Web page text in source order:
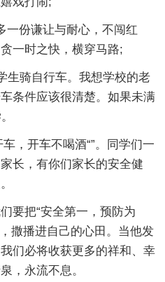
一份谦让与耐心，不闯红
一时之快，横穿马路;
生骑自行车。我想学校的老
条件应该很清楚。如果未满
，开车不喝酒“”。同学们一
长，有你们家长的安全健
要把“安全第一，预防为
撒播进自己的心田。当他发
们必将收获更多的祥和、幸
，永流不息。